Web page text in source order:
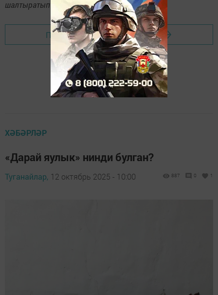
шалтыратып әйтегез.
Перейти на страницу новости
ХӘБӘРЛӘР
«Дарай яулык» нинди булган?
Туганайлар, 12 октябрь 2025 - 10:00 887 0 1